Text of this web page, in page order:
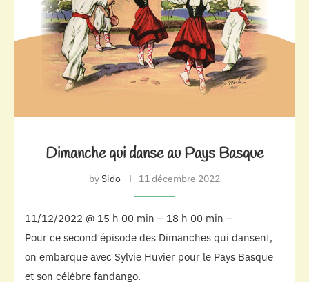
Dimanche qui danse au Pays Basque
bySido 11 décembre 2022
11/12/2022 @ 15 h 00 min – 18 h 00 min –
Pour ce second épisode des Dimanches qui dansent,
on embarque avec Sylvie Huvier pour le Pays Basque
et son célèbre fandango.